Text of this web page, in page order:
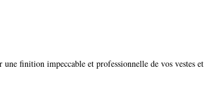
finition impeccable et professionnelle de vos vestes et